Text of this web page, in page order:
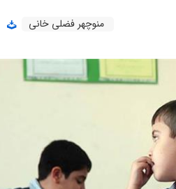
منوچهر فضلی خانی